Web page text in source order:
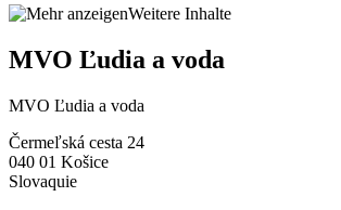
Weitere Inhalte
MVO Ľudia a voda
MVO Ľudia a voda
Čermeľská cesta 24
040 01 Košice
Slovaquie